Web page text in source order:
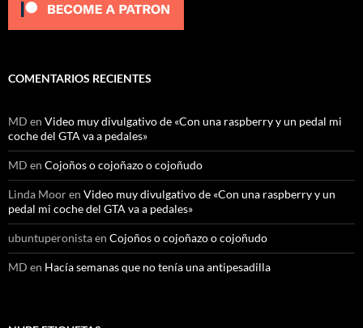
COMENTARIOS RECIENTES
MD en Video muy divulgativo de «Con una raspberry y un pedal mi
coche del GTA va a pedales»
MD en Cojoños o cojoñazo o cojoñudo
Linda Mooren Video muy divulgativo de «Con una raspberry y un
pedal mi coche del GTA va a pedales»
ubuntuperonistaen Cojoños o cojoñazo o cojoñudo
MD en Hacía semanas que no tenía una antipesadilla